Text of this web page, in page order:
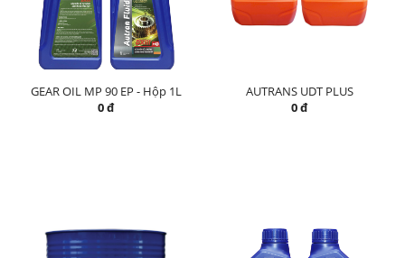
GEAR OIL MP 90 EP - Hộp 1L
0 đ
AUTRANS UDT PLUS
0 đ